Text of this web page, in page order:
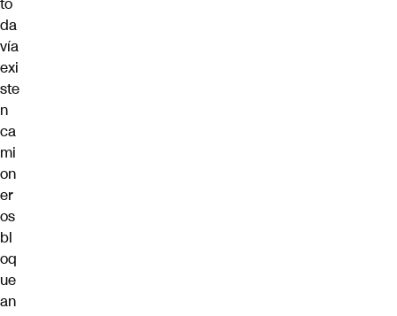
da
vía
exi
ste
n
ca
mi
on
er
os
bl
oq
ue
an